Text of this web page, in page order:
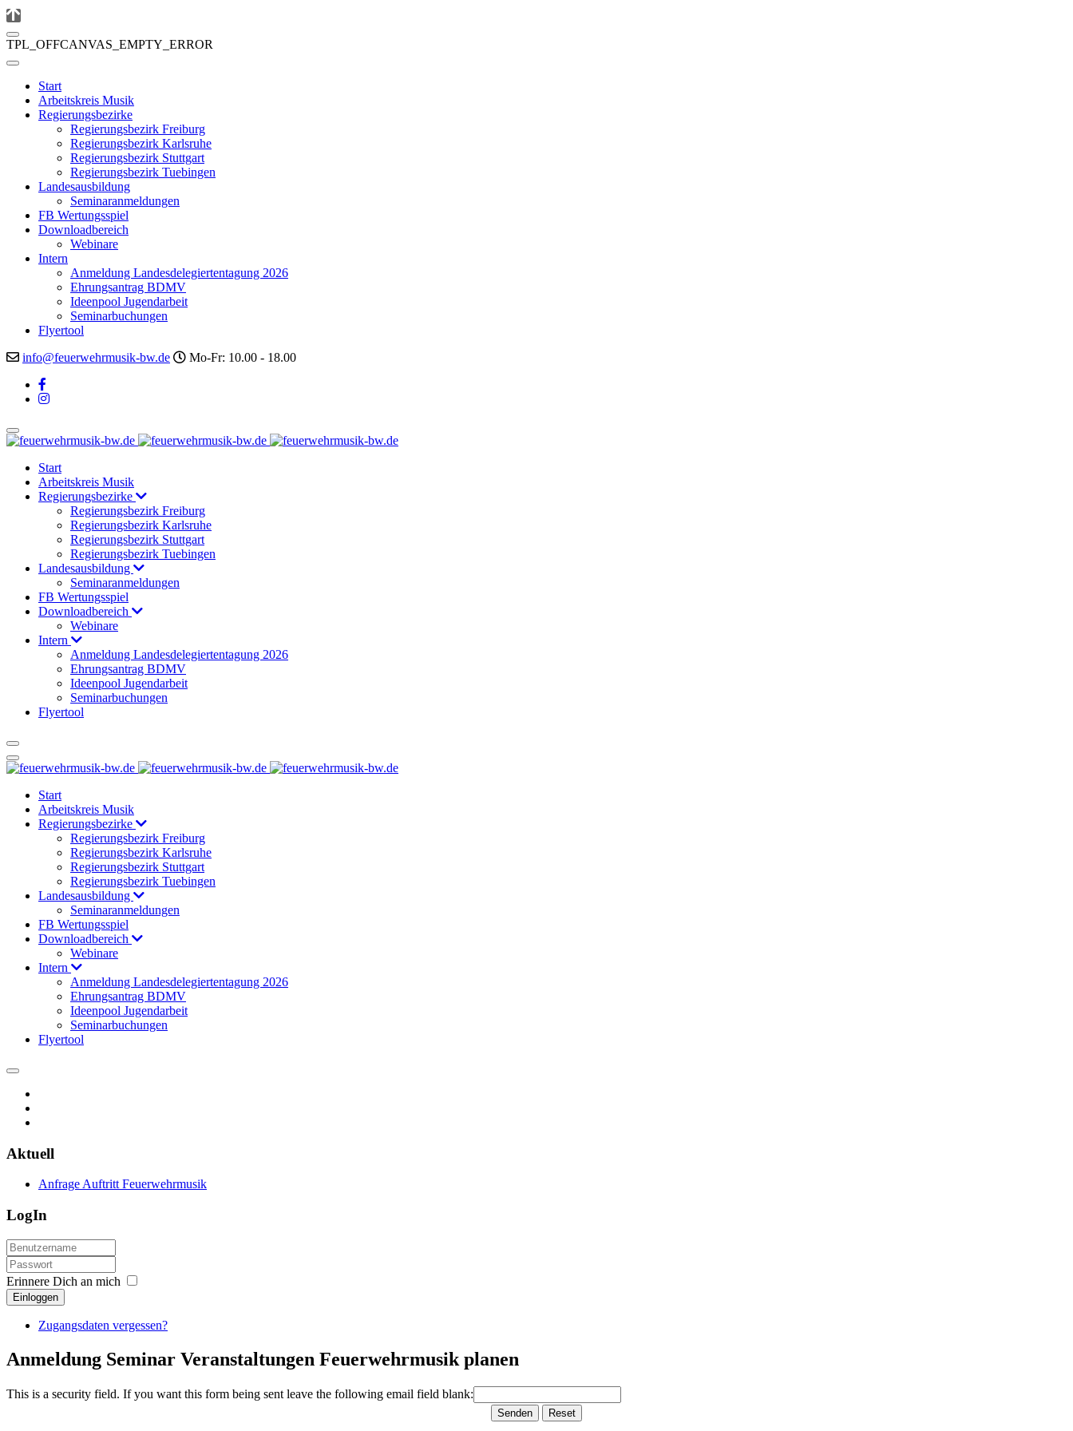
TPL_OFFCANVAS_EMPTY_ERROR
Start
Arbeitskreis Musik
Regierungsbezirke
Regierungsbezirk Freiburg
Regierungsbezirk Karlsruhe
Regierungsbezirk Stuttgart
Regierungsbezirk Tuebingen
Landesausbildung
Seminaranmeldungen
FB Wertungsspiel
Downloadbereich
Webinare
Intern
Anmeldung Landesdelegiertentagung 2026
Ehrungsantrag BDMV
Ideenpool Jugendarbeit
Seminarbuchungen
Flyertool
info@feuerwehrmusik-bw.de
Mo-Fr: 10.00 - 18.00
Start
Arbeitskreis Musik
Regierungsbezirke
Regierungsbezirk Freiburg
Regierungsbezirk Karlsruhe
Regierungsbezirk Stuttgart
Regierungsbezirk Tuebingen
Landesausbildung
Seminaranmeldungen
FB Wertungsspiel
Downloadbereich
Webinare
Intern
Anmeldung Landesdelegiertentagung 2026
Ehrungsantrag BDMV
Ideenpool Jugendarbeit
Seminarbuchungen
Flyertool
Start
Arbeitskreis Musik
Regierungsbezirke
Regierungsbezirk Freiburg
Regierungsbezirk Karlsruhe
Regierungsbezirk Stuttgart
Regierungsbezirk Tuebingen
Landesausbildung
Seminaranmeldungen
FB Wertungsspiel
Downloadbereich
Webinare
Intern
Anmeldung Landesdelegiertentagung 2026
Ehrungsantrag BDMV
Ideenpool Jugendarbeit
Seminarbuchungen
Flyertool
Aktuell
Anfrage Auftritt Feuerwehrmusik
LogIn
Erinnere Dich an mich
Einloggen
Zugangsdaten vergessen?
Anmeldung Seminar Veranstaltungen Feuerwehrmusik planen
This is a security field. If you want this form being sent leave the following email field blank: